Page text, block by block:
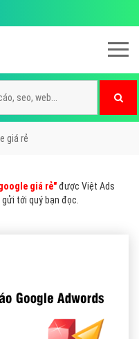
giá rẻ
giá rẻ"được Việt Ads
tới quý bạn đọc.